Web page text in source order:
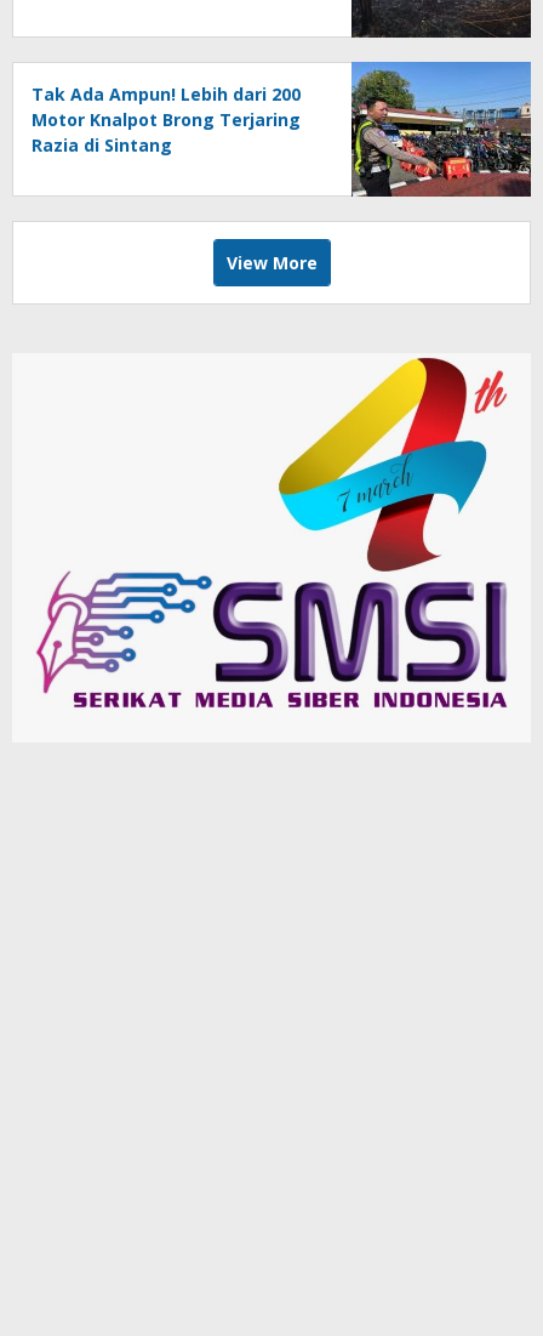
Tak Ada Ampun! Lebih dari 200
Motor Knalpot Brong Terjaring
Razia di Sintang
View More